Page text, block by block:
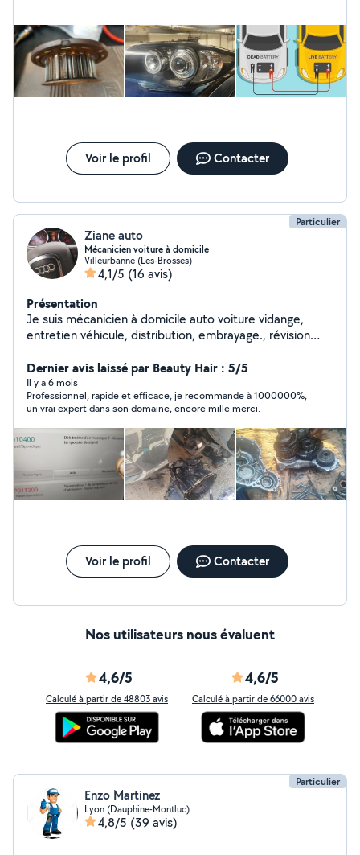
Voir le profil Contacter
Particulier
Ziane auto
Mécanicien voiture à domicile
Villeurbanne (Les-Brosses)
4,1/5 (16 avis)
Présentation
Je suis mécanicien à domicile auto voiture vidange,
entretien véhicule, distribution, embrayage., révision
Dernier avis laissé par Beauty Hair : 5/5
Il y a 6 mois
Professionnel, rapide et efficace, je recommande à 1000000%,
un vrai expert dans son domaine, encore mille merci.
Voir le profil Contacter
Nos utilisateurs nous évaluent
4,6/5
Calculé à partir de 48803 avis
4,6/5
Calculé à partir de 66000 avis
Particulier
Enzo Martinez
Lyon (Dauphine-Montluc)
4,8/5 (39 avis)